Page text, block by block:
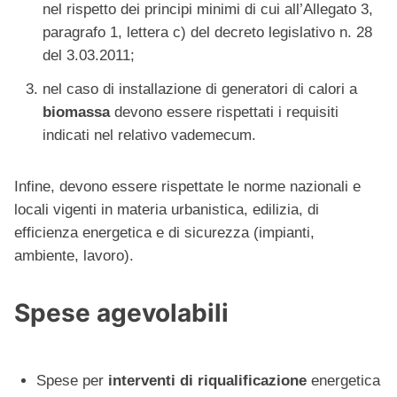
nel rispetto dei principi minimi di cui all’Allegato 3,
paragrafo 1, lettera c) del decreto legislativo n. 28
del 3.03.2011;
nel caso di installazione di generatori di calori a
biomassadevono essere rispettati i requisiti
indicati nel relativo vademecum.
Infine, devono essere rispettate le norme nazionali e
locali vigenti in materia urbanistica, edilizia, di
efficienza energetica e di sicurezza (impianti,
ambiente, lavoro).
Spese agevolabili
Spese per interventi di riqualificazione energetica